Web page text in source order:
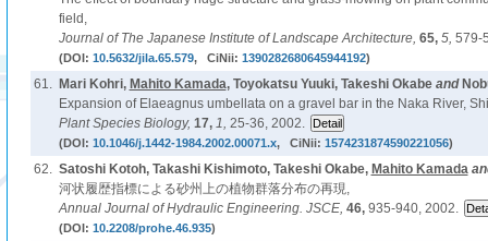
field,
Journal of The Japanese Institute of Landscape Architecture, 65, 5, 579-
(DOI: 10.5632/jila.65.579, CiNii: 1390282680645944192)
61. Mari Kohri, Mahito Kamada, Toyokatsu Yuuki, Takeshi Okabeand
Expansion of Elaeagnus umbellata on a gravel bar in the Naka River,
Plant Species Biology, 17, 1, 25-36, 2002.
(DOI: 10.1046/j.1442-1984.2002.00071.x, CiNii: 1574231874590221056)
62. Satoshi Kotoh, Takashi Kishimoto, Takeshi Okabe, Mahito Kamada
河状履歴指標による砂州上の植物群落分布の再現,
Annual Journal of Hydraulic Engineering. JSCE, 46, 935-940, 2002.
(DOI: 10.2208/prohe.46.935)